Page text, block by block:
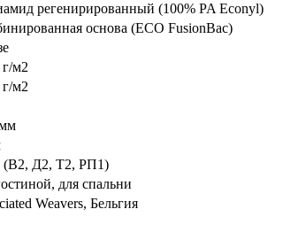
регенирированный (100% PA Econyl)
основа (ECO FusionBac)
г/м2
г/м2
Д2, Т2, РП1)
для спальни
Weavers, Бельгия